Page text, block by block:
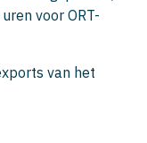
voor ORT-
van het